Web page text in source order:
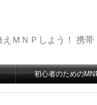
ＭＮＰしよう！ 携
初心者のための